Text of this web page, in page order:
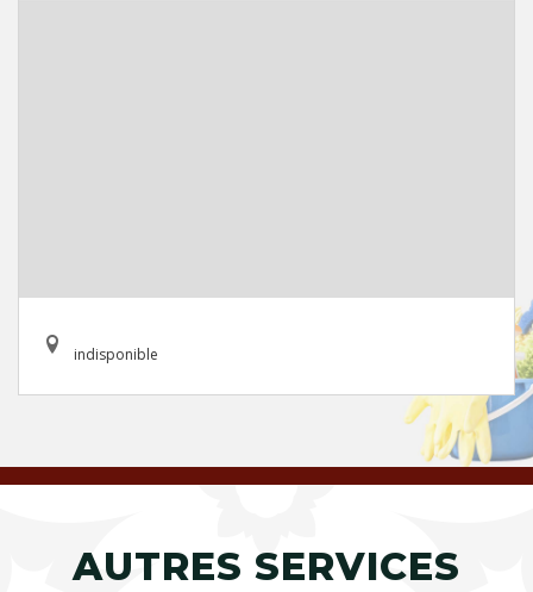
indisponible
AUTRES SERVICES